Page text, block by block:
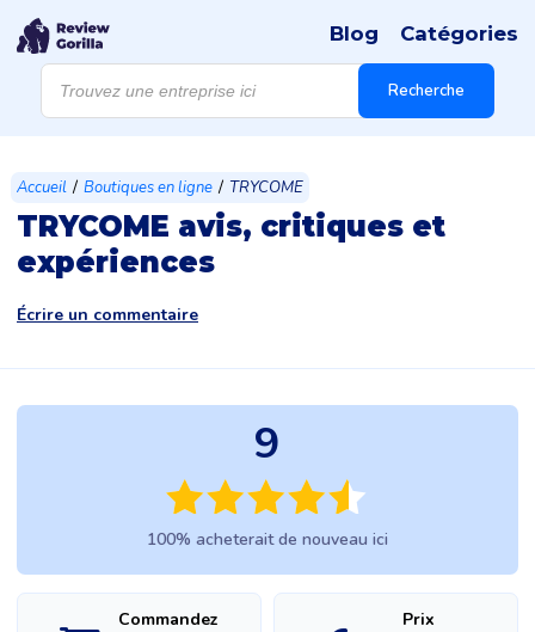
Recherche
produits
Recherche
Blog Catégories
Accueil / Boutiques en ligne / TRYCOME
TRYCOME avis, critiques et
expériences
Écrire un commentaire
Commandez Prix
9
100% acheterait de nouveau ici